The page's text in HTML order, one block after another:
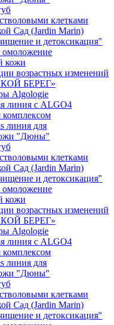
клетками
Сад (Jardin Marin)
и детоксикация"
омоложение
кожи
возрастных изменений
БЕРЕГ»
Algologie
линия с ALGO4
линия для
"Дюны"
клетками
Сад (Jardin Marin)
и детоксикация"
омоложение
кожи
возрастных изменений
БЕРЕГ»
Algologie
линия с ALGO4
линия для
"Дюны"
клетками
Сад (Jardin Marin)
и детоксикация"